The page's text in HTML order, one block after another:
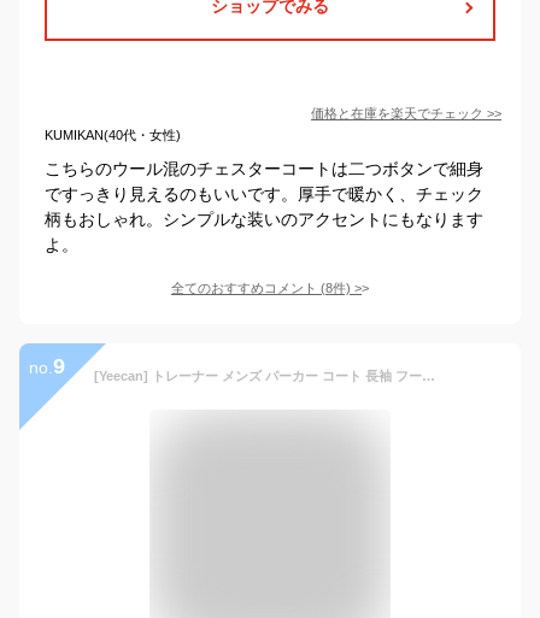
ショップでみる
価格と在庫を楽天でチェック >>
KUMIKAN(40代・女性)
こちらのウール混のチェスターコートは二つボタンで細身
ですっきり見えるのもいいです。厚手で暖かく、チェック
柄もおしゃれ。シンプルな装いのアクセントにもなります
よ。
全てのおすすめコメント (8件) >
no. 9 [Yeecan] トレーナー メンズ パーカー コート 長袖 フード付き ボタン アウター 大きいサイズ かっこいい トップス カジュアル ゆったり カーディガン 秋服 冬服 春服 通勤 通学 hei-XL